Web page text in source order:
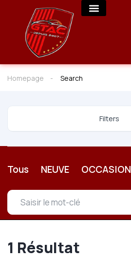
Homepage Search
Filters
Tous NEUVE OCCASION
1 Résultat